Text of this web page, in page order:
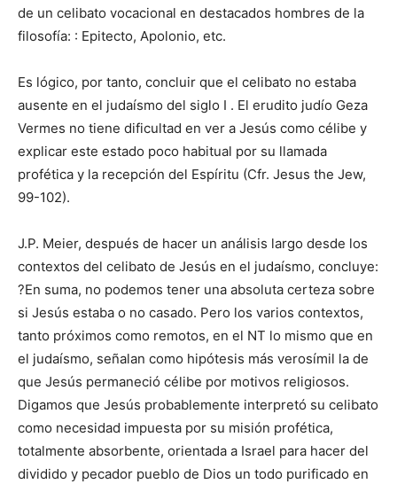
de un celibato vocacional en destacados hombres de la
filosofía: : Epitecto, Apolonio, etc.
Es lógico, por tanto, concluir que el celibato no estaba
ausente en el judaísmo del siglo I . El erudito judío Geza
Vermes no tiene dificultad en ver a Jesús como célibe y
explicar este estado poco habitual por su llamada
profética y la recepción del Espíritu (Cfr. Jesus the Jew,
99-102).
J.P. Meier, después de hacer un análisis largo desde los
contextos del celibato de Jesús en el judaísmo, concluye:
?En suma, no podemos tener una absoluta certeza sobre
si Jesús estaba o no casado. Pero los varios contextos,
tanto próximos como remotos, en el NT lo mismo que en
el judaísmo, señalan como hipótesis más verosímil la de
que Jesús permaneció célibe por motivos religiosos.
Digamos que Jesús probablemente interpretó su celibato
como necesidad impuesta por su misión profética,
totalmente absorbente, orientada a Israel para hacer del
dividido y pecador pueblo de Dios un todo purificado en